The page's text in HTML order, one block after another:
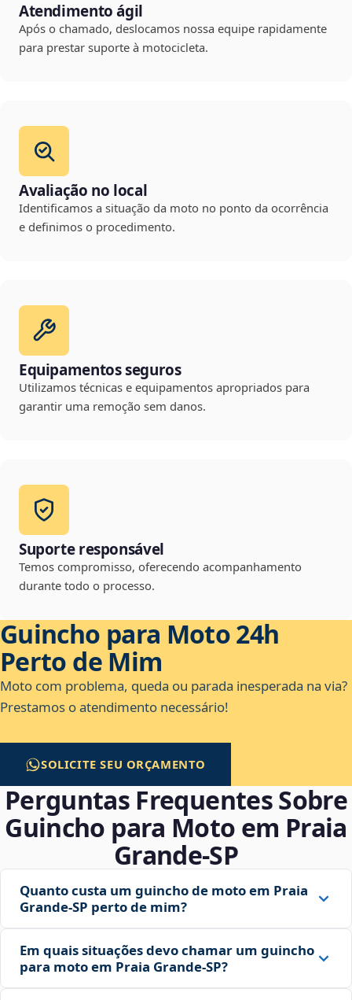
Atendimento ágil
Após o chamado, deslocamos nossa equipe rapidamente
para prestar suporte à motocicleta.
Avaliação no local
Identificamos a situação da moto no ponto da ocorrência
e definimos o procedimento.
Equipamentos seguros
Utilizamos técnicas e equipamentos apropriados para
garantir uma remoção sem danos.
Suporte responsável
Temos compromisso, oferecendo acompanhamento
durante todo o processo.
Guincho para Moto 24h
Perto de Mim
Moto com problema, queda ou parada inesperada na via?
Prestamos o atendimento necessário!
SOLICITE SEU ORÇAMENTO
Perguntas Frequentes Sobre
Guincho para Moto em Praia
Grande‑SP
Quanto custa um guincho de moto em Praia
Grande‑SP perto de mim?
Em quais situações devo chamar um guincho
para moto em Praia Grande‑SP?